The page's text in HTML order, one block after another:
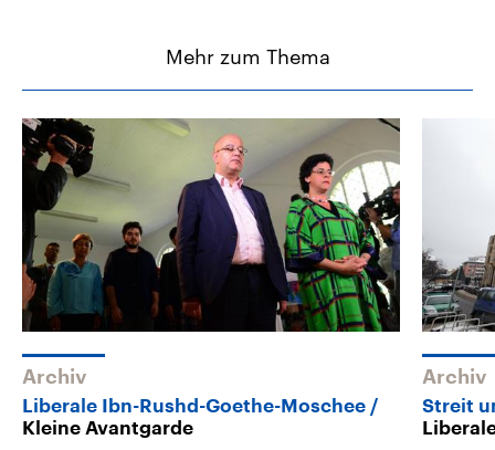
Mehr zum Thema
Archiv
Liberale Ibn-Rushd-Goethe-Moschee
Kleine Avantgarde
Archiv
Streit